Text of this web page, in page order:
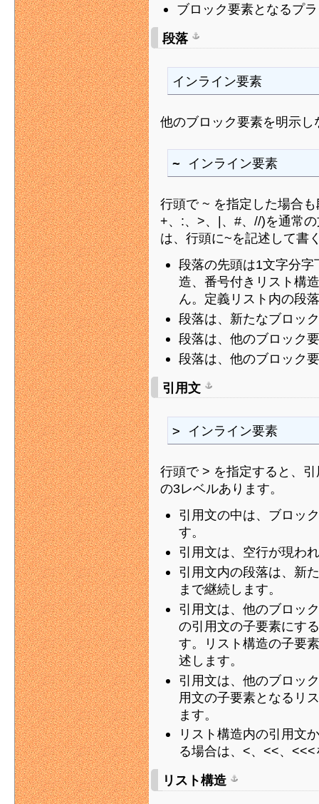
ブロック要素となるプ
段落
インライン要素
他のブロック要素を明示
~ インライン要素
行頭で ~ を指定した場合
+、:、>、|、#、//)を通常
は、行頭に~を記述して書
段落の先頭は1文字分
造、番号付きリスト構
ん。定義リスト内の段
段落は、新たなブロッ
段落は、他のブロック
段落は、他のブロック
引用文
> インライン要素
行頭で > を指定すると、
の3レベルあります。
引用文の中は、ブロッ
す。
引用文は、空行が現わ
引用文内の段落は、新
まで継続します。
引用文は、他のブロッ
の引用文の子要素にす
す。リスト構造の子要
述します。
引用文は、他のブロッ
用文の子要素となるリ
ます。
リスト構造内の引用文
る場合は、<、<<、
リスト構造